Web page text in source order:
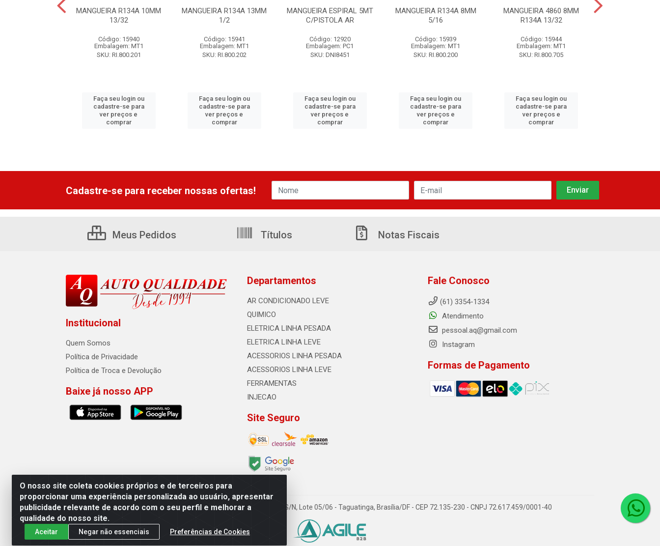
MANGUEIRA R134A 10MM
13/32
Código: 15940
Embalagem: MT1
SKU: RI.800.201
Faça seu login ou
cadastre-se para
ver preços e
comprar
MANGUEIRA R134A 13MM
1/2
Código: 15941
Embalagem: MT1
SKU: RI.800.202
Faça seu login ou
cadastre-se para
ver preços e
comprar
MANGUEIRA ESPIRAL 5MT
C/PISTOLA AR
Código: 12920
Embalagem: PC1
SKU: DNI8451
Faça seu login ou
cadastre-se para
ver preços e
comprar
MANGUEIRA R134A 8MM
5/16
Código: 15939
Embalagem: MT1
SKU: RI.800.200
Faça seu login ou
cadastre-se para
ver preços e
comprar
MANGUEIRA 4860 8MM
R134A 13/32
Código: 15944
Embalagem: MT1
SKU: RI.800.705
Faça seu login ou
cadastre-se para
ver preços e
comprar
O nosso site coleta cookies próprios e de terceiros para
proporcionar uma experiência personalizada ao usuário, apresentar
publicidade relevante de acordo com o seu perfil e melhorar a
qualidade do nosso site.
Aceitar Negar não essenciais Preferências de Cookies
Cadastre-se para receber nossas ofertas!
Meus Pedidos Títulos Notas Fiscais
Institucional
Quem Somos
Política de Privacidade
Política de Troca e Devolução
Baixe já nosso APP
Departamentos
AR CONDICIONADO LEVE
QUIMICO
ELETRICA LINHA PESADA
ELETRICA LINHA LEVE
ACESSORIOS LINHA PESADA
ACESSORIOS LINHA LEVE
FERRAMENTAS
INJECAO
Site Seguro
Fale Conosco
(61) 3354-1334
Atendimento
pessoal.aq@gmail.com
Instagram
Formas de Pagamento
Auto Qualidade Comercio de Pecas LTDA - Quadra Qi 23, S/N, Lote 05/06 - Taguatinga, Brasília/DF - CEP 72.135-230 - CNPJ 72.617.459/0001-40